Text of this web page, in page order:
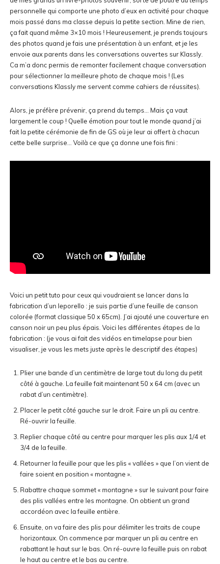
personnelle qui comporte une photo d’eux en activité pour chaque
mois passé dans ma classe depuis la petite section. Mine de rien,
ça fait quand même 3×10 mois ! Heureusement, je prends toujours
des photos quand je fais une présentation à un enfant, et je les
envoie aux parents dans les conversations ouvertes sur Klassly.
Ca m’a donc permis de remonter facilement chaque conversation
pour sélectionner la meilleure photo de chaque mois ! (Les
conversations Klassly me servent comme cahiers de réussites).
Alors, je préfère prévenir, ça prend du temps… Mais ça vaut
largement le coup ! Quelle émotion pour tout le monde quand j’ai
fait la petite cérémonie de fin de GS où je leur ai offert à chacun
cette belle surprise… Voilà ce que ça donne une fois fini :
Voici un petit tuto pour ceux qui voudraient se lancer dans la
fabrication d’un leporello : je suis partie d’une feuille de canson
colorée (format classique 50 x 65cm). J’ai ajouté une couverture en
canson noir un peu plus épais. Voici les différentes étapes de la
fabrication : (je vous ai fait des vidéos en timelapse pour bien
visualiser, je vous les mets juste après le descriptif des étapes)
Plier une bande d’un centimètre de large tout du long du petit
côté à gauche. La feuille fait maintenant 50 x 64 cm (avec un
rabat d’un centimètre).
Placer le petit côté gauche sur le droit. Faire un pli au centre.
Ré-ouvrir la feuille.
Replier chaque côté au centre pour marquer les plis aux 1/4 et
3/4 de la feuille.
Retourner la feuille pour que les plis « vallées » que l’on vient de
faire soient en position « montagne ».
Rabattre chaque sommet « montagne » sur le suivant pour faire
des plis vallées entre les montagne. On obtient un grand
accordéon avec la feuille entière.
Ensuite, on va faire des plis pour délimiter les traits de coupe
horizontaux. On commence par marquer un pli au centre en
rabattant le haut sur le bas. On ré-ouvre la feuille puis on rabat
le haut au centre et le bas au centre.